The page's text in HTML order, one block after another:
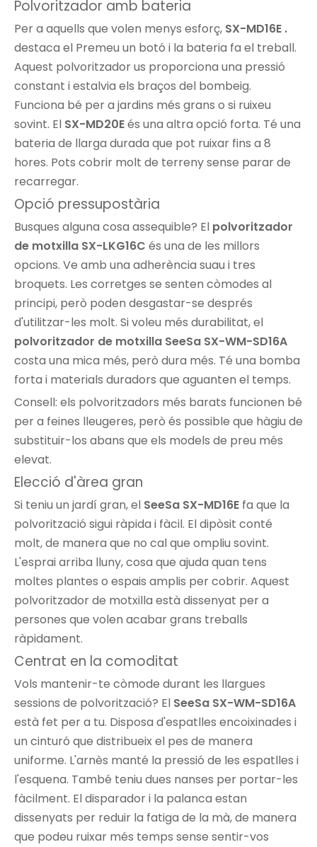
Polvoritzador amb bateria
Per a aquells que volen menys esforç, SX-MD16E .
destaca el Premeu un botó i la bateria fa el treball.
Aquest polvoritzador us proporciona una pressió
constant i estalvia els braços del bombeig.
Funciona bé per a jardins més grans o si ruixeu
sovint. El SX-MD20Eés una altra opció forta. Té una
bateria de llarga durada que pot ruixar fins a 8
hores. Pots cobrir molt de terreny sense parar de
recarregar.
Opció pressupostària
Busques alguna cosa assequible? El polvoritzador
de motxilla SX-LKG16C és una de les millors
opcions. Ve amb una adherència suau i tres
broquets. Les corretges se senten còmodes al
principi, però poden desgastar-se després
d'utilitzar-les molt. Si voleu més durabilitat, el
polvoritzador de motxilla SeeSa SX-WM-SD16A
costa una mica més, però dura més. Té una bomba
forta i materials duradors que aguanten el temps.
Consell: els polvoritzadors més barats funcionen bé
per a feines lleugeres, però és possible que hàgiu de
substituir-los abans que els models de preu més
elevat.
Elecció d'àrea gran
Si teniu un jardí gran, el SeeSa SX-MD16E fa que la
polvorització sigui ràpida i fàcil. El dipòsit conté
molt, de manera que no cal que ompliu sovint.
L'esprai arriba lluny, cosa que ajuda quan tens
moltes plantes o espais amplis per cobrir. Aquest
polvoritzador de motxilla està dissenyat per a
persones que volen acabar grans treballs
ràpidament.
Centrat en la comoditat
Vols mantenir-te còmode durant les llargues
sessions de polvorització? El SeeSa SX-WM-SD16A
està fet per a tu. Disposa d'espatlles encoixinades i
un cinturó que distribueix el pes de manera
uniforme. L'arnès manté la pressió de les espatlles i
l'esquena. També teniu dues nanses per portar-les
fàcilment. El disparador i la palanca estan
dissenyats per reduir la fatiga de la mà, de manera
que podeu ruixar més temps sense sentir-vos